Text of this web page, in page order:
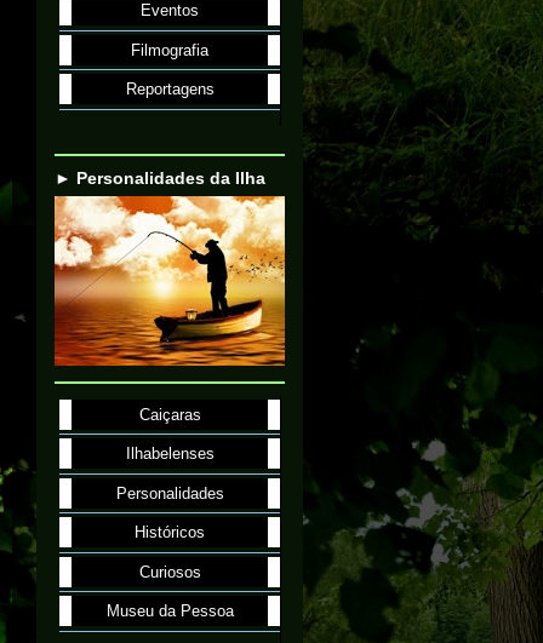
Eventos
Filmografia
Reportagens
► Personalidades da Ilha
Caiçaras
Ilhabelenses
Personalidades
Históricos
Curiosos
Museu da Pessoa